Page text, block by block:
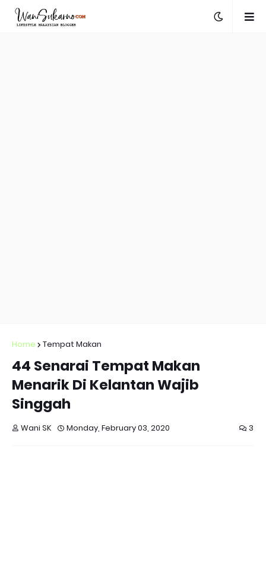
Home Tempat Makan
44 Senarai Tempat Makan
Menarik Di Kelantan Wajib
Singgah
Wani SK Monday, February 03, 2020 3